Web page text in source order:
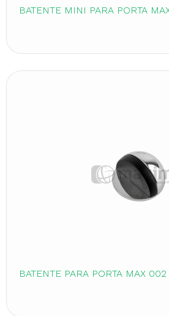
BATENTE MINI PARA PORTA
BATENTE PARA PORTA MAX 002